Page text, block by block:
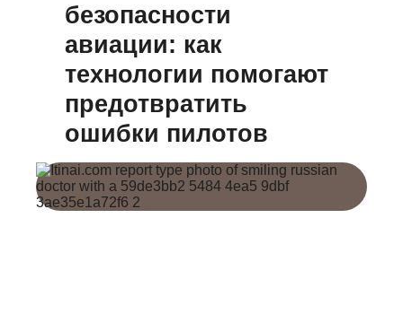
безопасности
авиации: как
технологии помогают
предотвратить
ошибки пилотов